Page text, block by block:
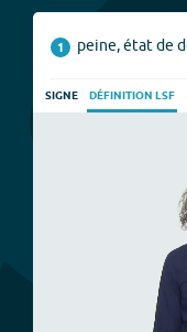
1 peine, état de
SIGNE DÉFINITION LSF